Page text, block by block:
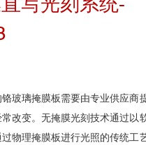
玻璃掩膜板需要由专业供应商
改变。无掩膜光刻技术通过以
物理掩膜板进行光照的传统工